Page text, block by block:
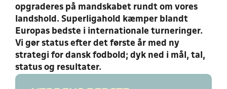
opgraderes på mandskabet rundt om vores
landshold. Superligahold kæmper blandt
Europas bedste i internationale turneringer.
Vi gør status efter det første år med ny
strategi for dansk fodbold; dyk ned i mål, tal,
status og resultater.